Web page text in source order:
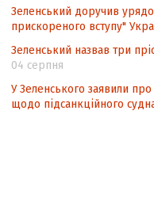
Зеленський доручив
прискореного вступу"
Зеленський назвав три
04 серпня
У Зеленського заявили
щодо підсанкційного